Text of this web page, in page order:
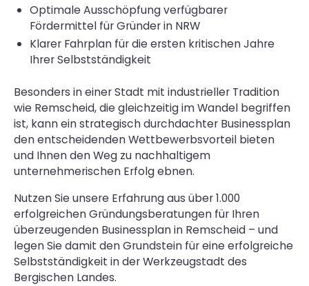
Optimale Ausschöpfung verfügbarer
Fördermittel für Gründer in NRW
Klarer Fahrplan für die ersten kritischen Jahre
Ihrer Selbstständigkeit
Besonders in einer Stadt mit industrieller Tradition
wie Remscheid, die gleichzeitig im Wandel begriffen
ist, kann ein strategisch durchdachter Businessplan
den entscheidenden Wettbewerbsvorteil bieten
und Ihnen den Weg zu nachhaltigem
unternehmerischen Erfolg ebnen.
Nutzen Sie unsere Erfahrung aus über 1.000
erfolgreichen Gründungsberatungen für Ihren
überzeugenden Businessplan in Remscheid – und
legen Sie damit den Grundstein für eine erfolgreiche
Selbstständigkeit in der Werkzeugstadt des
Bergischen Landes.